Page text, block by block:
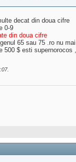
decat din doua cifre
0-9
din doua cifre
65 sau 75 .ro nu
$ esti
.